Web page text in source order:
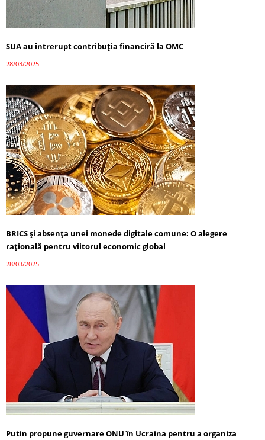
SUA au întrerupt contribuția financiră la OMC
28/03/2025
BRICS și absența unei monede digitale comune: O alegere
rațională pentru viitorul economic global
28/03/2025
Putin propune guvernare ONU în Ucraina pentru a organiza